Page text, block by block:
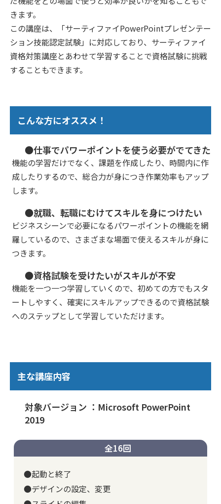
きます。
この講座は、「サーティファイPowerPointプレゼンテー
ション技能認定試験」に対応しており、サーティファイ
資格対策講座とあわせて学習することで資格試験に挑戦
することもできます。
こんな方にオススメ！
●仕事でパワーポイントを使う必要がでてきた
機能の学習だけでなく、課題を作成したり、時間内に作
成したりするので、総合力が身につき作業効率もアップ
します。
●就職、転職にむけてスキルを身につけたい
ビジネスシーンで必要になるパワーポイントの機能を網
羅しているので、さまざまな場面で使えるスキルが身に
つきます。
●資格試験を受けたいがスキルが不安
機能を一つ一つ学習していくので、初めての方でもスタ
ートしやすく、確実にスキルアップできるので資格試験
へのステップとして学習していただけます。
主な講座内容
対象バージョン ：Microsoft PowerPoint
2019
全16回
●起動と終了
●デザインの設定、変更